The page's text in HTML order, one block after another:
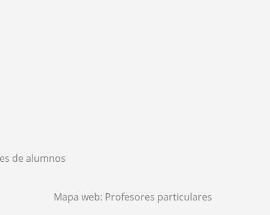
de alumnos
Mapa web: Profesores particulares